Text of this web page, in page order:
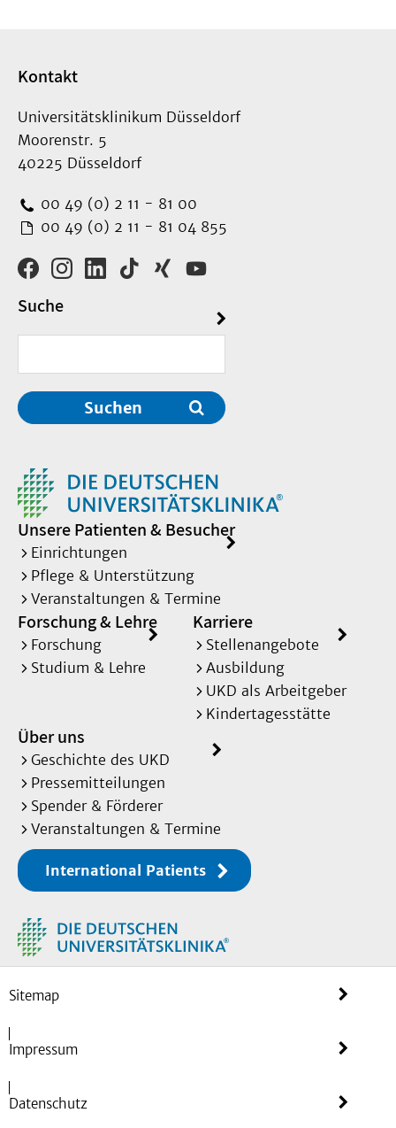
Kontakt
Universitätsklinikum Düsseldorf
Moorenstr. 5
40225 Düsseldorf
00 49 (0) 2 11 - 81 00
00 49 (0) 2 11 - 81 04 855
Suche
Suchen
Unsere Patienten & Besucher
Einrichtungen
Pflege & Unterstützung
Veranstaltungen & Termine
Forschung & Lehre
Forschung
Studium & Lehre
Karriere
Stellenangebote
Ausbildung
UKD als Arbeitgeber
Kindertagesstätte
Über uns
Geschichte des UKD
Pressemitteilungen
Spender & Förderer
Veranstaltungen & Termine
International Patients
Sitemap
Impressum
Datenschutz